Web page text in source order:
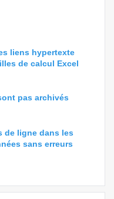
liens hypertexte
de calcul Excel
pas archivés
de ligne dans les
sans erreurs